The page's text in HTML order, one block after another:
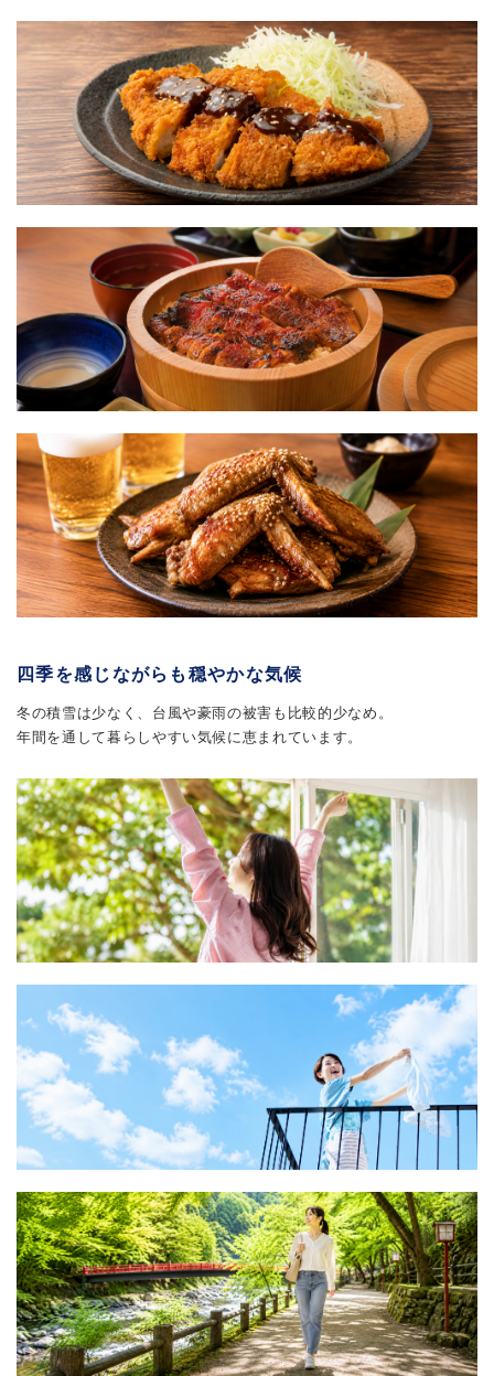
四季を感じながらも穏やかな気候
冬の積雪は少なく、台風や豪雨の被害も比較的少なめ。
年間を通して暮らしやすい気候に恵まれています。